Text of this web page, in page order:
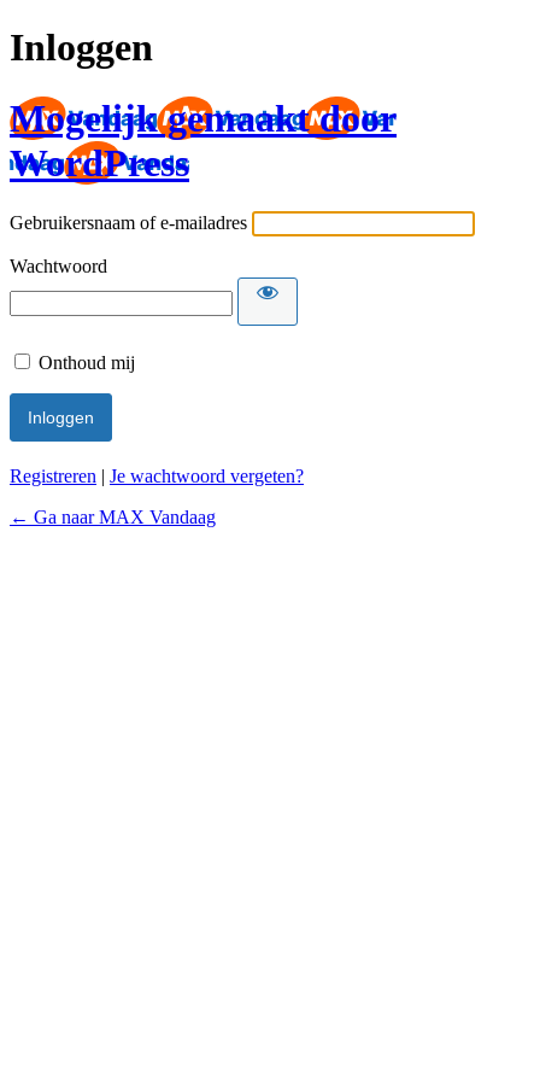
Inloggen
Mogelijk gemaakt door
WordPress
Gebruikersnaam of e-mailadres
Wachtwoord
Onthoud mij
Registreren | Je wachtwoord vergeten?
← Ga naar MAX Vandaag